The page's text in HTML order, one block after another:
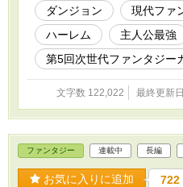
強の英雄になるまでの物語。 ※本
す。カクヨムでのタイトルは「
の僕。偶然助けた“最強種”の少女
ランクモンスターをブッ飛ばし
大変なことになってるんだが～」
ダンジョン 現代ファ
ハーレム
主人公最強
第5回次世代ファンタジー
文字数 122,022 最終更新
ファンタジー 連載中 長編
お気に入りに追加 722